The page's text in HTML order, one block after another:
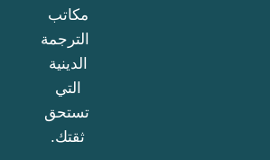
مكاتب
الترجمة
الدينية
التي
تستحق
ثقتك.